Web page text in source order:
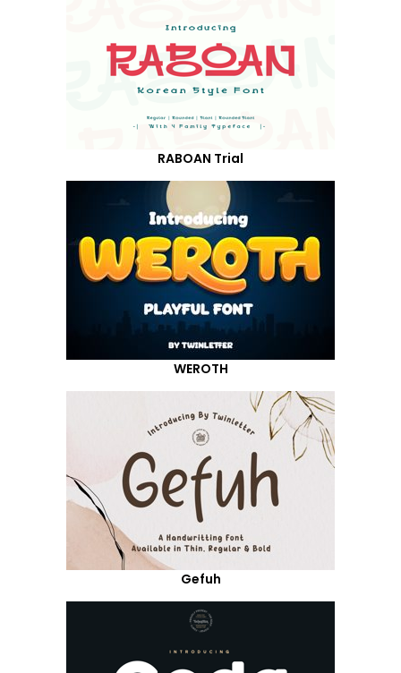
RABOAN Trial
WEROTH
Gefuh